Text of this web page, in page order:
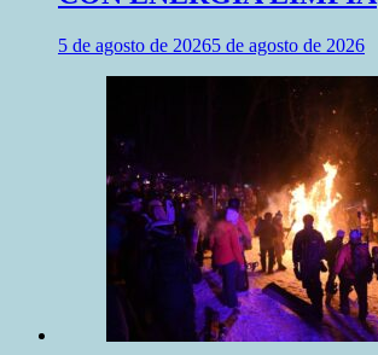
5 de agosto de 20265 de agosto de 2026